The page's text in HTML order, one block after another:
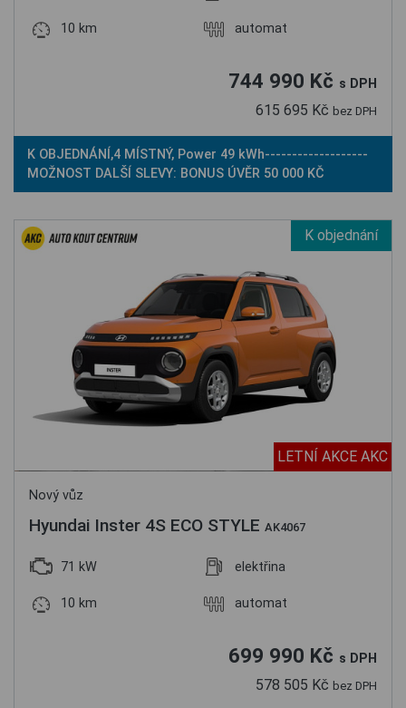
10 km automat
744 990 Kč s DPH
615 695 Kč bez DPH
K OBJEDNÁNÍ,4 MÍSTNÝ, Power 49 kWh-------------------
MOŽNOST DALŠÍ SLEVY: BONUS ÚVĚR 50 000 KČ
K objednání
LETNÍ AKCE AKC
Nový vůz
Hyundai Inster 4S ECO STYLE AK4067
71 kW elektřina
10 km automat
699 990 Kč s DPH
578 505 Kč bez DPH